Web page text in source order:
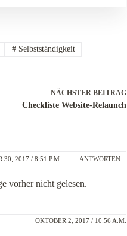
#Selbstständigkeit
NÄCHSTERBEITRAG
Checkliste Website-Relaunch
30, 2017 / 8:51 P.M. ANTWORTEN
vorher nicht gelesen.
OKTOBER 2, 2017 / 10:56 A.M.